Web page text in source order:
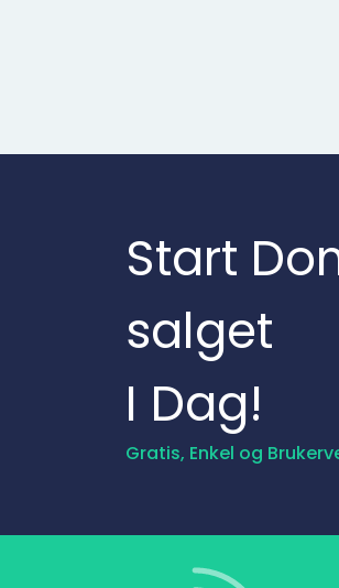
Start
salget
I Dag!
Gratis, Enkel og